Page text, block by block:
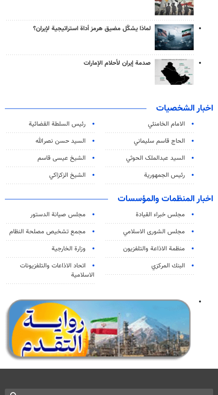
لماذا يشكّل مضيق هرمز أداة استراتيجية لإيران؟
صدمة إيران لأحلام الإمارات
اخبار الشخصيات
الامام الخامنئي
رئیس السلطة القضائیة
الحاج قاسم سليماني
السيد حسن نصرالله
السید عبدالملک الحوثي
الشيخ عيسى قاسم
رئيس الجمهورية
الشيخ الزكزاكي
اخبار المنظمات والمؤسسات
مجلس خبراء القيادة
مجلس صيانة الدستور
مجلس الشورى الاسلامي
مجمع تشخيص مصلحة النظام
منظمة الاذاعة والتلفزیون
وزارة الخارجية
البنك المركزي
اتحاد الاذاعات والتلفزيونات
الاسلامية